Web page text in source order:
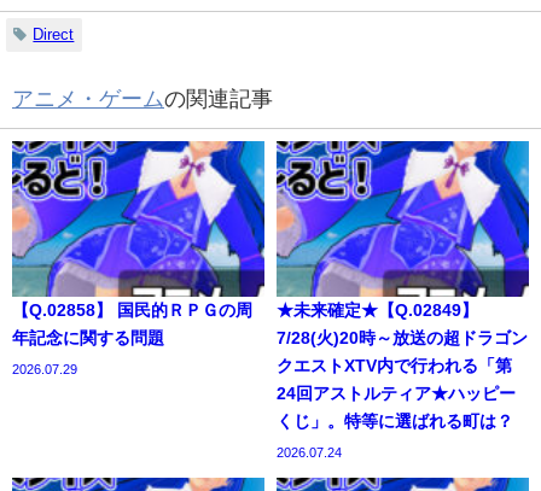
Direct
アニメ・ゲームの関連記事
【Q.02858】 国民的ＲＰＧの周
年記念に関する問題
2026.07.29
★未来確定★【Q.02849】
7/28(火)20時～放送の超ドラゴン
クエストXTV内で行われる「第
24回アストルティア★ハッピー
くじ」。特等に選ばれる町は？
2026.07.24